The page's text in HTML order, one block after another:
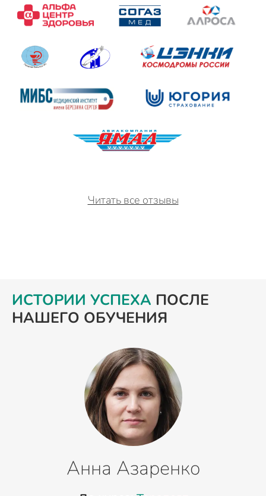
Читать все отзывы
ИСТОРИИ УСПЕХА ПОСЛЕ
НАШЕГО ОБУЧЕНИЯ
Анна Азаренко